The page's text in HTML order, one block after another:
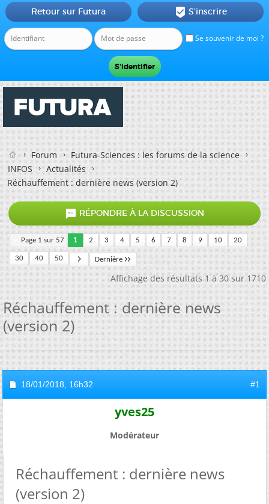
Se souvenir de moi ?
Retour sur Futura  S'inscrire
Forum
Futura-Sciences : les forums de la science
INFOS
Actualités
Réchauffement : dernière news (version 2)
 RÉPONDRE À LA DISCUSSION
Page 1 sur 57 1 2 3 4 5 6 7 8 9 10 20
30 40 50 Dernière
Affichage des résultats 1 à 30 sur 1710
Réchauffement : dernière news
(version 2)
18/01/2018, 16h32 #1
yves25
Modérateur
Réchauffement : dernière news
(version 2)